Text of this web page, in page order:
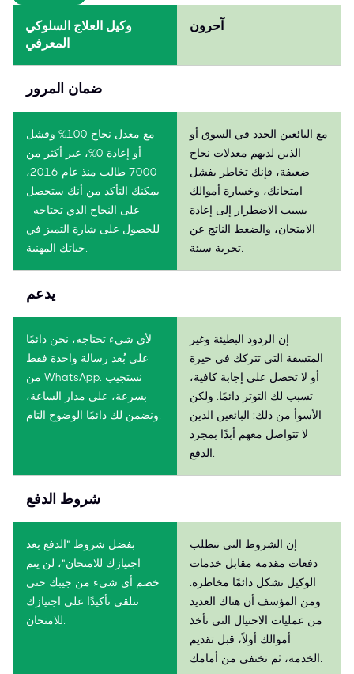
وكيل العلاج السلوكي
المعرفي
آحرون
ضمان المرور
مع معدل نجاح 100% وفشل
أو إعادة 0%، عبر أكثر من
7000 طالب منذ عام 2016،
يمكنك التأكد من أنك ستحصل
على النجاح الذي تحتاجه -
للحصول على شارة التميز في
مع البائعين الجدد في السوق أو
الذين لديهم معدلات نجاح
ضعيفة، فإنك تخاطر بفشل
امتحانك، وخسارة أموالك
بسبب الاضطرار إلى إعادة
الامتحان، والضغط الناتج عن
يدعم
لأي شيء تحتاجه، نحن دائمًا
على بُعد رسالة واحدة فقط
من WhatsApp. نستجيب
بسرعة، على مدار الساعة،
إن الردود البطيئة وغير
المتسقة التي تتركك في حيرة
أو لا تحصل على إجابة كافية،
تسبب لك التوتر دائمًا. ولكن
الأسوأ من ذلك: البائعين الذين
لا تتواصل معهم أبدًا بمجرد
شروط الدفع
بفضل شروط "الدفع بعد
اجتيازك للامتحان"، لن يتم
خصم أي شيء من جيبك حتى
تتلقى تأكيدًا على اجتيازك
إن الشروط التي تتطلب
دفعات مقدمة مقابل خدمات
الوكيل تشكل دائمًا مخاطرة.
ومن المؤسف أن هناك العديد
من عمليات الاحتيال التي تأخذ
أموالك أولاً، قبل تقديم